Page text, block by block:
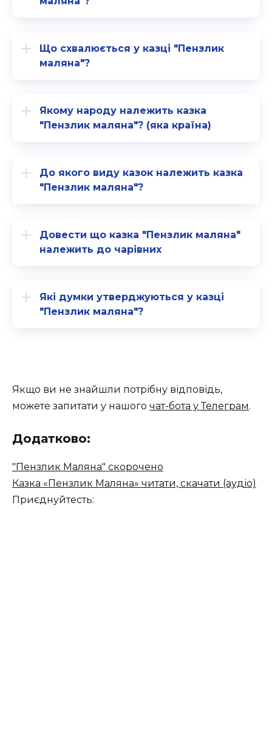
Що схвалюється у казці "Пензлик
маляна"?
Якому народу належить казка
"Пензлик маляна"? (яка країна)
До якого виду казок належить казка
"Пензлик маляна"?
Довести що казка "Пензлик маляна"
належить до чарівних
Які думки утверджуються у казці
"Пензлик маляна"?
Якщо ви не знайшли потрібну відповідь,
можете запитати у нашого чат-бота у Телеграм.
Додатково:
"Пензлик Маляна" скорочено
Казка «Пензлик Маляна» читати, скачати (аудіо)
Приєднуйтесть: